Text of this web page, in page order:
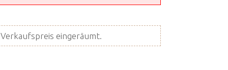
eingeräumt.